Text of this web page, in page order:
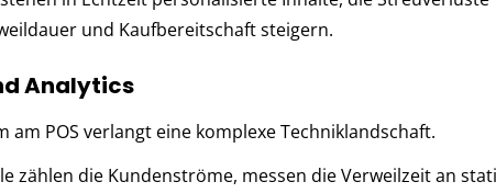
und Kaufbereitschaft steigern.
Analytics
POS ver­langt eine kom­ple­xe Tech­nik­land­schaft.
zäh­len die Kun­den­strö­me, messen die Ver­weil­zeit an